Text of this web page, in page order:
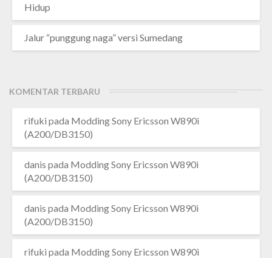
Hidup
Jalur “punggung naga” versi Sumedang
KOMENTAR TERBARU
rifuki pada Modding Sony Ericsson W890i
(A200/DB3150)
danis pada Modding Sony Ericsson W890i
(A200/DB3150)
danis pada Modding Sony Ericsson W890i
(A200/DB3150)
rifuki pada Modding Sony Ericsson W890i